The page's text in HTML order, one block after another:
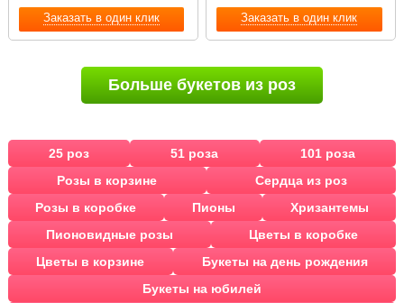
Заказать в один клик Заказать в один клик
Больше букетов из роз
25 роз 51 роза
101 роза
Розы в корзине
Сердца из роз
Розы в коробке
Пионы
Хризантемы
Пионовидные розы
Цветы в коробке
Цветы в корзине
Букеты на день рождения
Букеты на юбилей